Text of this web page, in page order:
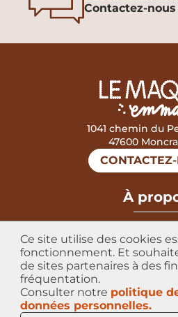
Ce site utilise des cookies
fonctionnement. Et
de sites partenaires à des
fréquentation.
Consulter notre politique
données personnelles.
Contactez-
1041 chemin du
47600
À
Données
Conditions
Certificat